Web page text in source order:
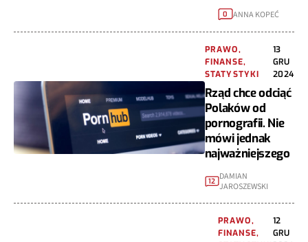
0 ANNA KOPEĆ
PRAWO,
FINANSE,
STATYSTYKI
13
GRU
2024
Rząd chce odciąć
Polaków od
pornografii. Nie
mówi jednak
najważniejszego
12 DAMIAN
JAROSZEWSKI
PRAWO,
FINANSE,
12
GRU